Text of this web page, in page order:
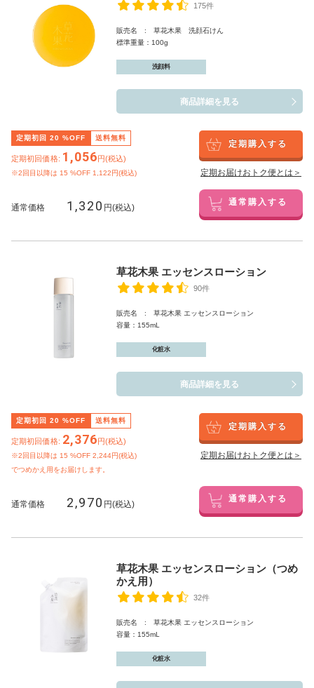
175件
販売名 : 草花木果 洗顔石けん
標準重量：100g
洗顔料
商品詳細を見る
定期初回 20 %OFF 送料無料
定期初回価格: 1,056円(税込)
※2回目以降は 15 %OFF 1,122円(税込)
定期購入する
定期お届けおトク便とは＞
通常価格 1,320 円(税込) 通常購入する
草花木果 エッセンスローション
90件
販売名 : 草花木果 エッセンスローション
容量：155mL
化粧水
商品詳細を見る
定期初回 20 %OFF 送料無料
定期初回価格: 2,376円(税込)
※2回目以降は 15 %OFF 2,244円(税込)
でつめかえ用をお届けします。
定期購入する
定期お届けおトク便とは＞
通常価格 2,970 円(税込) 通常購入する
草花木果 エッセンスローション（つめ
かえ用）
32件
販売名 : 草花木果 エッセンスローション
容量：155mL
化粧水